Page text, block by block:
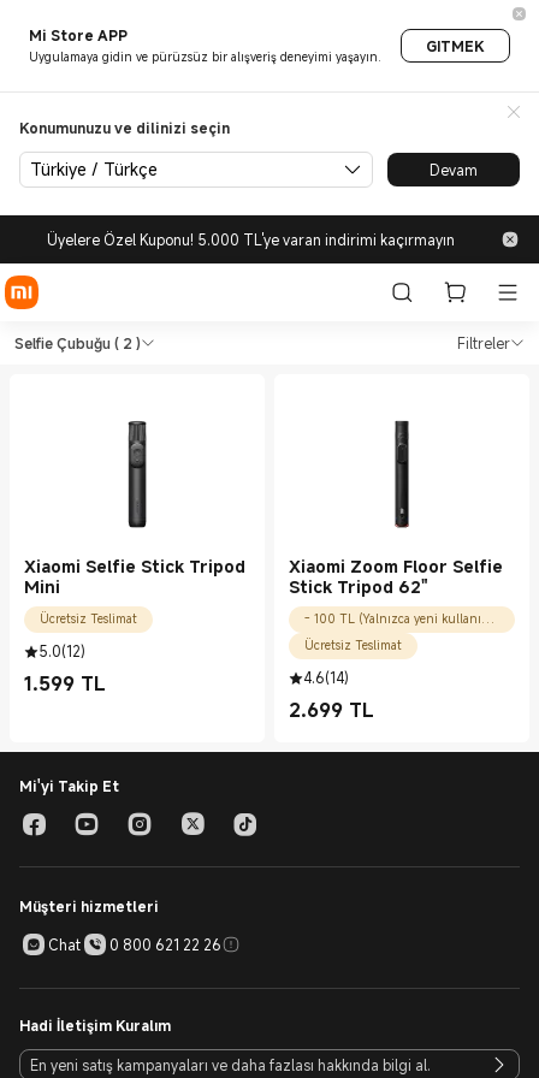
Mi Store APP
Uygulamaya gidin ve pürüzsüz bir alışveriş deneyimi yaşayın.
GITMEK
Konumunuzu ve dilinizi seçin
Türkiye / Türkçe Devam
Üyelere Özel Kuponu! 5.000 TL'ye varan indirimi kaçırmayın
Shop Diğer Araç ve
Selfie Çubuğu ( 2 ) Filtreler
Shop Diğer Araç ve Gereçler Selfie
Xiaomi Selfie Stick Tripod
Mini
Ücretsiz Teslimat
5.0(12)
1.599 TL
Current Price TL1599.00
Xiaomi Zoom Floor Selfie
Stick Tripod 62"
- 100 TL (Yalnızca yeni kullanıcılar için)
Ücretsiz Teslimat
4.6(14)
2.699 TL
Current Price TL2699.00
Mi'yi Takip Et
Müşteri hizmetleri
Chat
0 800 621 22 26
Hadi İletişim Kuralım